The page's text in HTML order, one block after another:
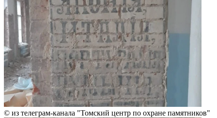
© из телеграм-канала "Томский центр по охране памятников"